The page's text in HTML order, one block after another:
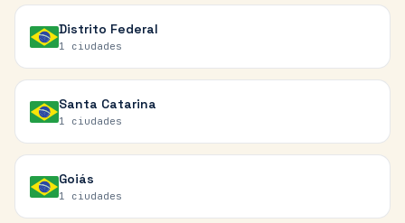
Distrito Federal
1 ciudades
Santa Catarina
1 ciudades
Goiás
1 ciudades